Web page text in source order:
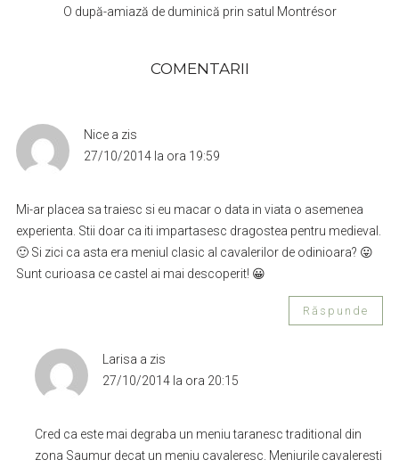
O după-amiază de duminică prin satul Montrésor
COMENTARII
Nice a zis
27/10/2014 la ora 19:59
Mi-ar placea sa traiesc si eu macar o data in viata o asemenea
experienta. Stii doar ca iti impartasesc dragostea pentru medieval.
🙂 Si zici ca asta era meniul clasic al cavalerilor de odinioara? 😛
Sunt curioasa ce castel ai mai descoperit! 😀
Răspunde
Larisa a zis
27/10/2014 la ora 20:15
Cred ca este mai degraba un meniu taranesc traditional din
zona Saumur decat un meniu cavaleresc. Meniurile cavaleresti